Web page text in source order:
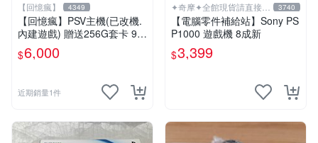
【回憶瘋】 4349
【回憶瘋】PSV主機(已改機.
內建遊戲) 贈送256G套卡 9成
新 遊戲機 PSVITA
$6,000
近期銷量1件
✦奇摩✦全館現貨請直接下
標
3740
【電腦零件補給站】Sony PS
P1000 遊戲機 8成新
$3,399